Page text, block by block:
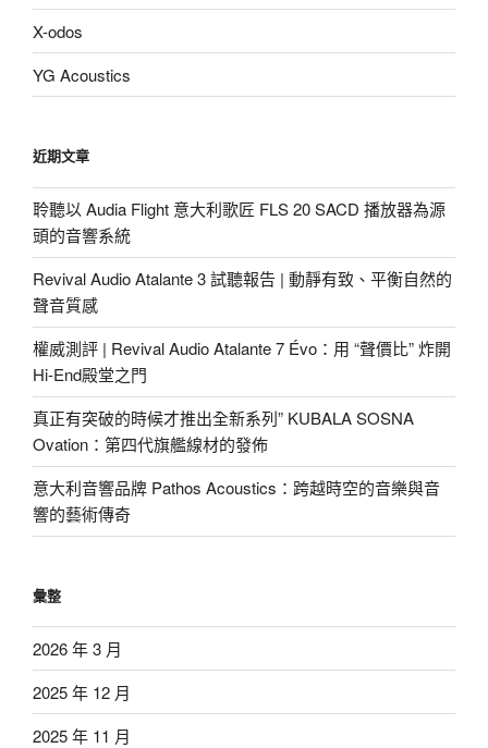
X-odos
YG Acoustics
近期文章
聆聽以 Audia Flight 意大利歌匠 FLS 20 SACD 播放器為源
頭的音響系統
Revival Audio Atalante 3 試聽報告 | 動靜有致、平衡自然的
聲音質感
權威測評 | Revival Audio Atalante 7 Évo：用 “聲價比” 炸開
Hi-End殿堂之門
真正有突破的時候才推出全新系列” KUBALA SOSNA
Ovation：第四代旗艦線材的發佈
意大利音響品牌 Pathos Acoustics：跨越時空的音樂與音
響的藝術傳奇
彙整
2026 年 3 月
2025 年 12 月
2025 年 11 月